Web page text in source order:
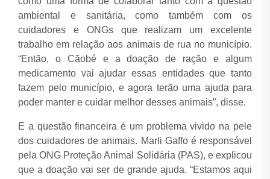
ambiental e sanitária, como também com os
cuidadores e ONGs que realizam um excelente
trabalho em relação aos animais de rua no município.
“Então, o Cãobé e a doação de ração e algum
medicamento vai ajudar essas entidades que tanto
fazem pelo município, e agora terão uma ajuda para
poder manter e cuidar melhor desses animais”, disse.
E a questão financeira é um problema vivido na pele
dos cuidadores de animais. Marli Gaffo é responsável
pela ONG Proteção Animal Solidária (PAS), e explicou
que a doação vai ser de grande ajuda. “Estamos aqui